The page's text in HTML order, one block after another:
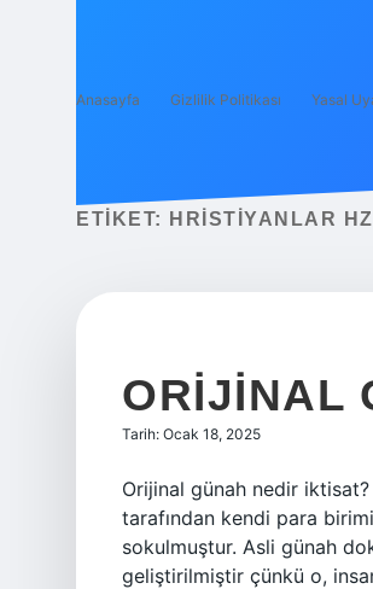
Anasayfa Gizlilik Politikası Yasal
ETIKET: HRISTIYANLAR
ORIJINAL
Tarih: Ocak 18, 2025
Orijinal günah nedir
tarafından kendi para
sokulmuştur. Asli günah
geliştirilmiştir çünkü o,